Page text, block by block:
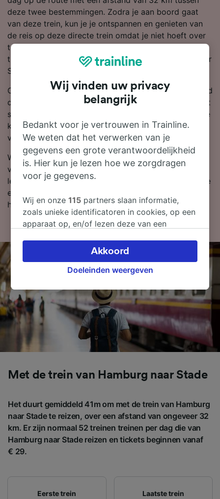
deze twee bestemmingen. Zodra je aan boord gaat
van deze trein, kun je je ontspannen en genieten van
de reis op deze directe trein omdat je niet hoeft over
te stappen naar Stade. DB is de grootste
treinmaatschappij op deze route en brengt je snel naar
Stade.
Om je te helpen met de beste treindeals, laten we altijd
de goedkoopste prijzen van Hamburg naar Stade eruit
springen in onze reisplanner. Onthoud: hoe eerder je je
kaartjes boekt, hoe meer korting je krijgt, omdat
vroegboekkaartjes naar Stade al beginnen bij €29.00.
Wil je je treinkaartjes nu boeken? Zoek ze dan
vandaag bij ons. Als je meer wilt weten over de reis,
lees dan verder voor dienstregelingen (zoals de eerste
en laatste treinen), veelgestelde vragen en tips voor
het boeken van goedkope treinkaartjes.
Met de trein van Hamburg naar Stade
Het duurt gemiddeld 41m om met de trein van Hamburg
naar Stade te reizen, over een afstand van ongeveer 32
km. Er zijn normaal 52 treinen treinen per dag die van
Hamburg naar Stade reizen en tickets beginnen vanaf
€ 29.
Eerste trein
Laatste trein
Wij vinden uw privacy
belangrijk
Bedankt voor je vertrouwen in Trainline.
We weten dat het verwerken van je
gegevens een grote verantwoordelijkheid
is. Hier kun je lezen hoe we zorgdragen
voor je gegevens.
Wij en onze115 partners slaan informatie,
zoals unieke identificatoren in cookies, op een
apparaat op, en/of lezen deze van een
verwerken. Je kunt je instellingen bevestigen
of wijzigen door hieronder te klikken.
Daaronder valt ook je recht om bezwaar te
verwerking een beroep op gerechtvaardigd
belangen wordt gemaakt. Je kunt deze
instellingen op elk moment wijzigen op de
pagina met onze privacyverklaring. Deze
keuzes worden aan onze partners
doorgegeven en hebben geen invloed op
gebruikt voor tracking als je ons hebt
Wij en onze partners verwerken gegevens
voor de volgende doeleinden:
Precieze geolocatiegegevens gebruiken. De
apparaatkenmerken actief scannen ter
identificatie. Informatie op een apparaat
contentmetingen, doelgroepenonderzoek en
ontwikkeling van diensten.
Doeleinden weergeven
Akkoord